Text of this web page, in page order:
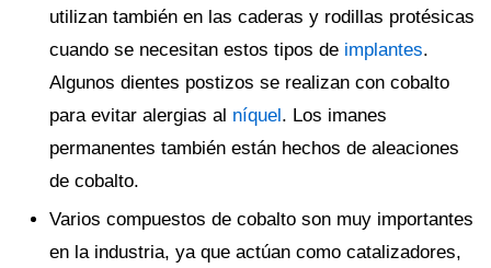
utilizan también en las caderas y rodillas protésicas
cuando se necesitan estos tipos de implantes.
Algunos dientes postizos se realizan con cobalto
para evitar alergias al níquel. Los imanes
permanentes también están hechos de aleaciones
de cobalto.
Varios compuestos de cobalto son muy importantes
en la industria, ya que actúan como catalizadores,